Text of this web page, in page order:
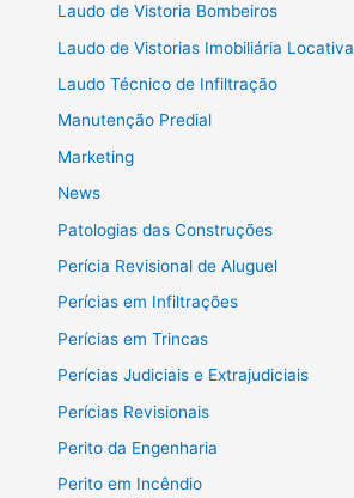
Laudo de Vistoria Bombeiros
Laudo de Vistorias Imobiliária Locativa
Laudo Técnico de Infiltração
Manutenção Predial
Marketing
News
Patologias das Construções
Perícia Revisional de Aluguel
Perícias em Infiltrações
Perícias em Trincas
Perícias Judiciais e Extrajudiciais
Perícias Revisionais
Perito da Engenharia
Perito em Incêndio